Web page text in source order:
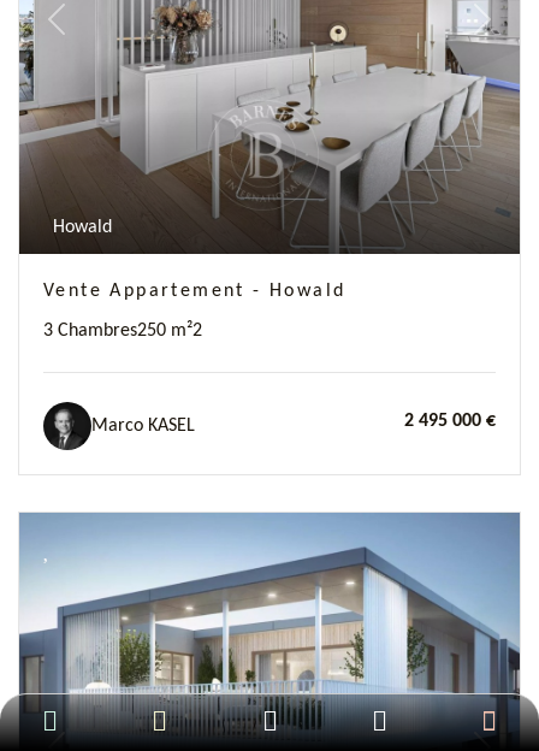
Previous Next
Howald
Vente Appartement - Howald
3 Chambres250 m²2
Marco KASEL 2 495 000 €